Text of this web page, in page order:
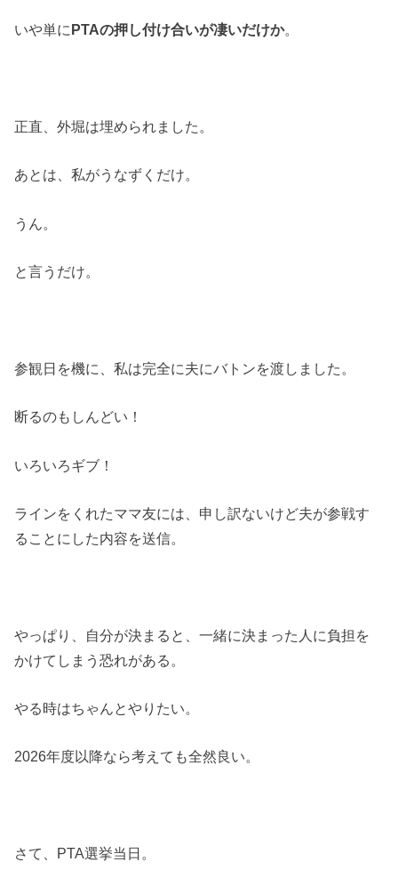
いや単にPTAの押し付け合いが凄いだけか。
正直、外堀は埋められました。
あとは、私がうなずくだけ。
うん。
と言うだけ。
参観日を機に、私は完全に夫にバトンを渡しました。
断るのもしんどい！
いろいろギブ！
ラインをくれたママ友には、申し訳ないけど夫が参戦す
ることにした内容を送信。
やっぱり、自分が決まると、一緒に決まった人に負担を
かけてしまう恐れがある。
やる時はちゃんとやりたい。
2026年度以降なら考えても全然良い。
さて、PTA選挙当日。